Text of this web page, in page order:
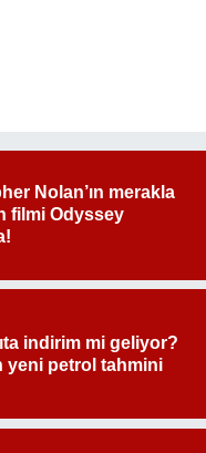
Nolan’ın merakla
filmi Odyssey
indirim mi geliyor?
yeni petrol tahmini